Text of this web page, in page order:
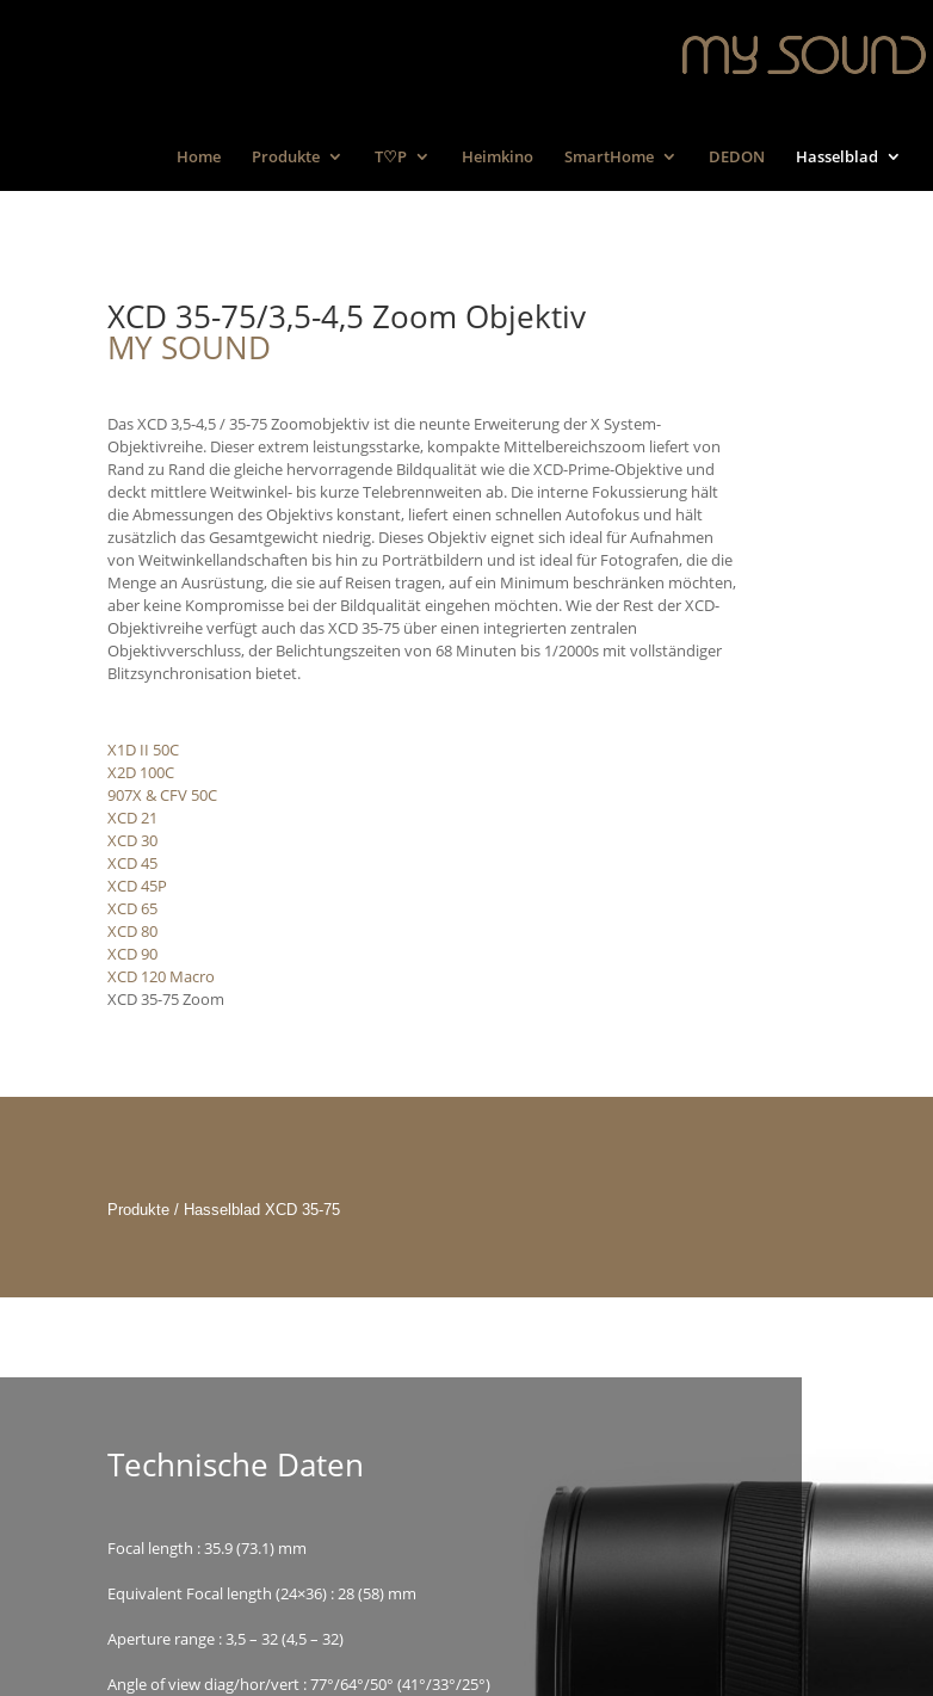
Home Produkte T♡P Heimkino SmartHome DEDON Hasselblad
XCD 35-75/3,5-4,5 Zoom Objektiv
MY SOUND
Das XCD 3,5-4,5 / 35-75 Zoomobjektiv ist die neunte Erweiterung der X System-
Objektivreihe. Dieser extrem leistungsstarke, kompakte Mittelbereichszoom liefert von
Rand zu Rand die gleiche hervorragende Bildqualität wie die XCD-Prime-Objektive und
deckt mittlere Weitwinkel- bis kurze Telebrennweiten ab. Die interne Fokussierung hält
die Abmessungen des Objektivs konstant, liefert einen schnellen Autofokus und hält
zusätzlich das Gesamtgewicht niedrig. Dieses Objektiv eignet sich ideal für Aufnahmen
von Weitwinkellandschaften bis hin zu Porträtbildern und ist ideal für Fotografen, die die
Menge an Ausrüstung, die sie auf Reisen tragen, auf ein Minimum beschränken möchten,
aber keine Kompromisse bei der Bildqualität eingehen möchten. Wie der Rest der XCD-
Objektivreihe verfügt auch das XCD 35-75 über einen integrierten zentralen
Objektivverschluss, der Belichtungszeiten von 68 Minuten bis 1/2000s mit vollständiger
Blitzsynchronisation bietet.
X1D II 50C
X2D 100C
907X & CFV 50C
XCD 21
XCD 30
XCD 45
XCD 45P
XCD 65
XCD 80
XCD 90
XCD 120 Macro
XCD 35-75 Zoom
Produkte / Hasselblad XCD 35-75
Technische Daten
Focal length : 35.9 (73.1) mm
Equivalent Focal length (24×36) : 28 (58) mm
Aperture range : 3,5 – 32 (4,5 – 32)
Angle of view diag/hor/vert : 77°/64°/50° (41°/33°/25°)